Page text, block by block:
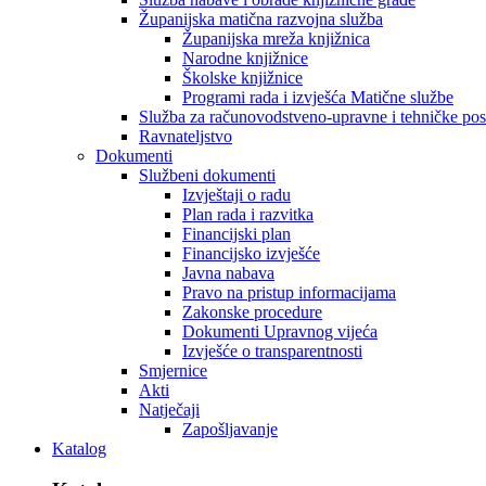
Županijska matična razvojna služba
Županijska mreža knjižnica
Narodne knjižnice
Školske knjižnice
Programi rada i izvješća Matične službe
Služba za računovodstveno-upravne i tehničke
Ravnateljstvo
Dokumenti
Službeni dokumenti
Izvještaji o radu
Plan rada i razvitka
Financijski plan
Financijsko izvješće
Javna nabava
Pravo na pristup informacijama
Zakonske procedure
Dokumenti Upravnog vijeća
Izvješće o transparentnosti
Smjernice
Akti
Natječaji
Zapošljavanje
Katalog